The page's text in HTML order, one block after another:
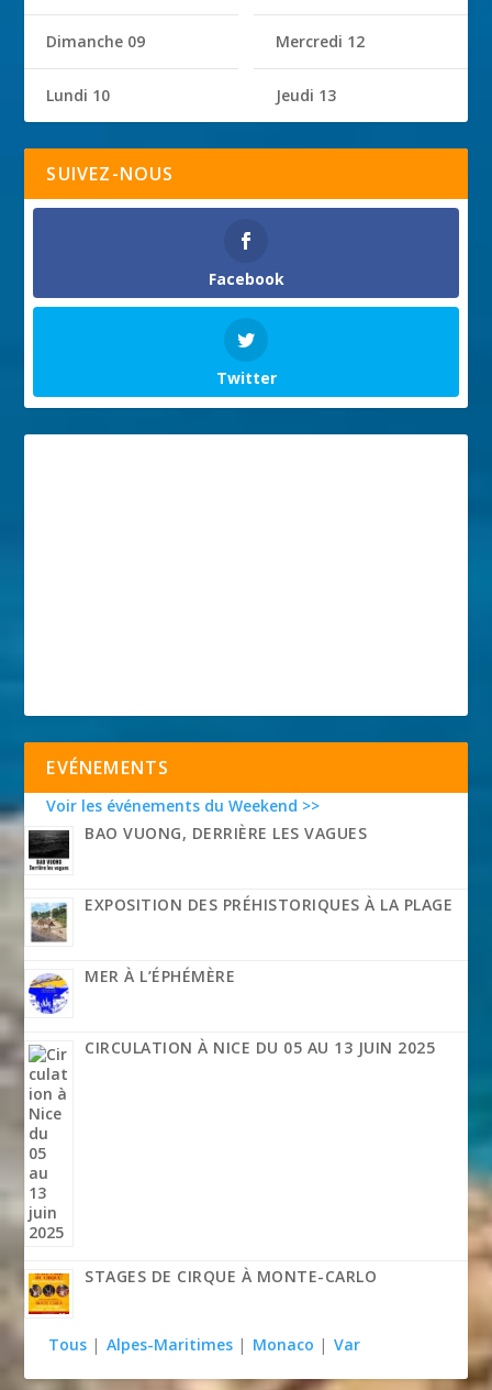
Dimanche 09
Lundi 10
Mercredi 12
Jeudi 13
SUIVEZ-NOUS
Facebook
Twitter
EVÉNEMENTS
Voir les événements du Weekend >>
BAO VUONG, DERRIÈRE LES VAGUES
EXPOSITION DES PRÉHISTORIQUES À LA PLAGE
MER À L’ÉPHÉMÈRE
CIRCULATION À NICE DU 05 AU 13 JUIN 2025
STAGES DE CIRQUE À MONTE-CARLO
Tous | Alpes-Maritimes | Monaco | Var